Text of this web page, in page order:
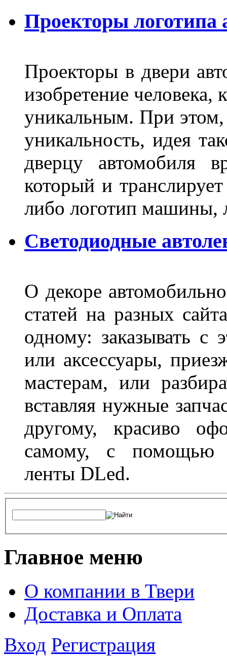
Проекторы логотипа
Проекторы в двери
изобретение человека,
уникальным. При этом,
уникальность, идея
дверцу автомобиля
который и
либо логотип машины,
Светодиодные
О декоре
статей на разных
одному: заказывать с
или аксессуары,
мастерам, или
вставляя нужные
другому, красиво
самому, с помощью
ленты DLed.
Главное меню
О компании в Твери
Доставка и Оплата
Вход Регистрация